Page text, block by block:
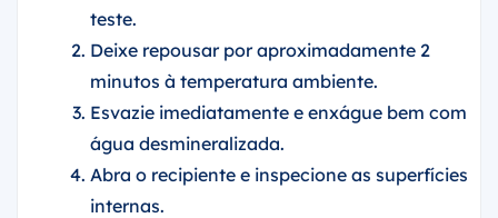
teste.
Deixe repousar por aproximadamente 2
minutos à temperatura ambiente.
Esvazie imediatamente e enxágue bem com
água desmineralizada.
Abra o recipiente e inspecione as superfícies
internas.